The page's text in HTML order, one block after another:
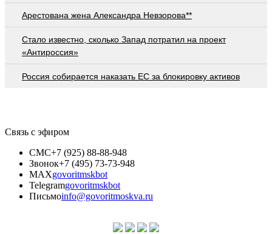
Арестована жена Александра Невзорова**
Стало известно, сколько Запад потратил на проект
«Антироссия»
Россия собирается наказать EC за блокировку активов
Связь с эфиром
СМС+7 (925) 88-88-948
Звонок+7 (495) 73-73-948
MAXgovoritmskbot
Telegramgovoritmskbot
Письмоinfo@govoritmoskva.ru